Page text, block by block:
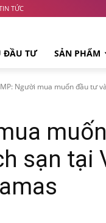
TỨC
ĐẦU TƯ SẢN PHẨM
Người mua muốn đầu tư
sạn tại